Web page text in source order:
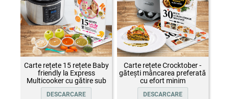
Carte rețete 15 rețete Baby
friendly la Express
Multicooker cu gătire sub
presiune Crock-Pot
DESCARCARE
Carte rețete Crocktober -
gătești mâncarea preferată
cu efort minim
DESCARCARE